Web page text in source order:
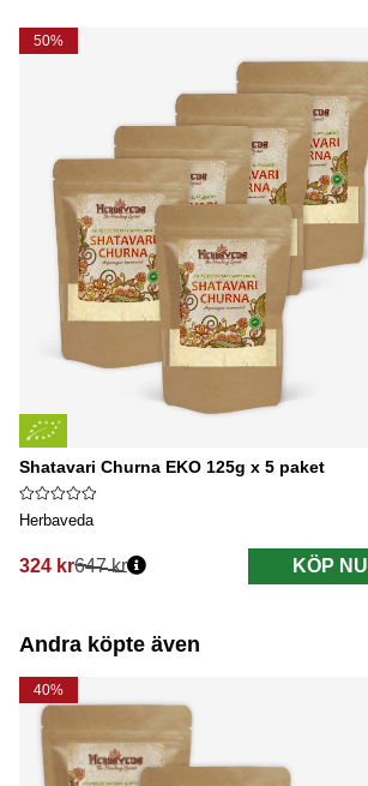
50%
Shatavari Churna EKO 125g x 5 paket
Herbaveda
324 kr
Ordinarie pris:
647 kr KÖP NU
Andra köpte även
40%